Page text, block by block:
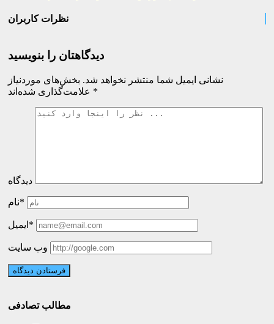
نظرات کاربران
دیدگاهتان را بنویسید
نشانی ایمیل شما منتشر نخواهد شد. بخش‌های موردنیاز
*
دیدگاه
نام*
ایمیل*
وب سایت
مطالب تصادفی